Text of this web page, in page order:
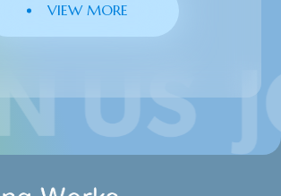
VIEW MORE